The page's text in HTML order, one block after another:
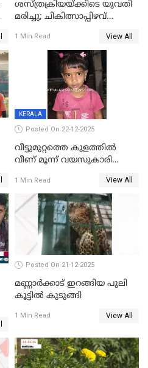
ശസ്ത്രക്രിയയ്‌ക്കിടെ യുവതി
മരിച്ചു; ചികിത്സാപ്പിഴവ്
സംഭവം മാവേലിക്കരയിൽ
1 Min Read View All
KERALA
Posted On 22-12-2025
വീട്ടുമുറ്റത്തെ കുളത്തിൽ
വീണ് മൂന്ന് വയസുകാരി
1 Min Read View All
Posted On 21-12-2025
മണ്ണാർക്കാട് ഇറങ്ങിയ പുലി
കൂട്ടിൽ കുടുങ്ങി
1 Min Read View All